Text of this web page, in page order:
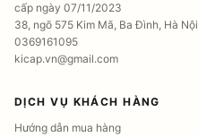
cấp ngày 07/11/2023
38, ngõ 575 Kim Mã, Ba Đình, Hà Nội
0369161095
kicap.vn@gmail.com
DỊCH VỤ KHÁCH HÀNG
Hướng dẫn mua hàng